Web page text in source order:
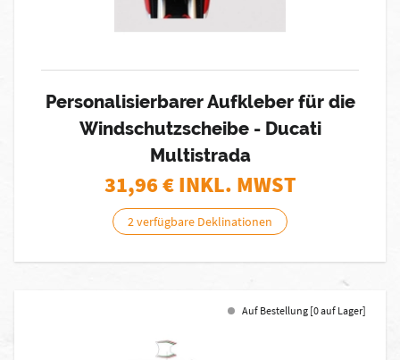
Personalisierbarer Aufkleber für die
Windschutzscheibe - Ducati
Multistrada
31,96€ INKL. MWST
2 verfügbare Deklinationen
Auf Bestellung [0 auf Lager]